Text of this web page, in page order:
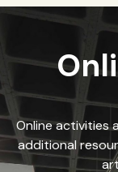
Online activities
additional